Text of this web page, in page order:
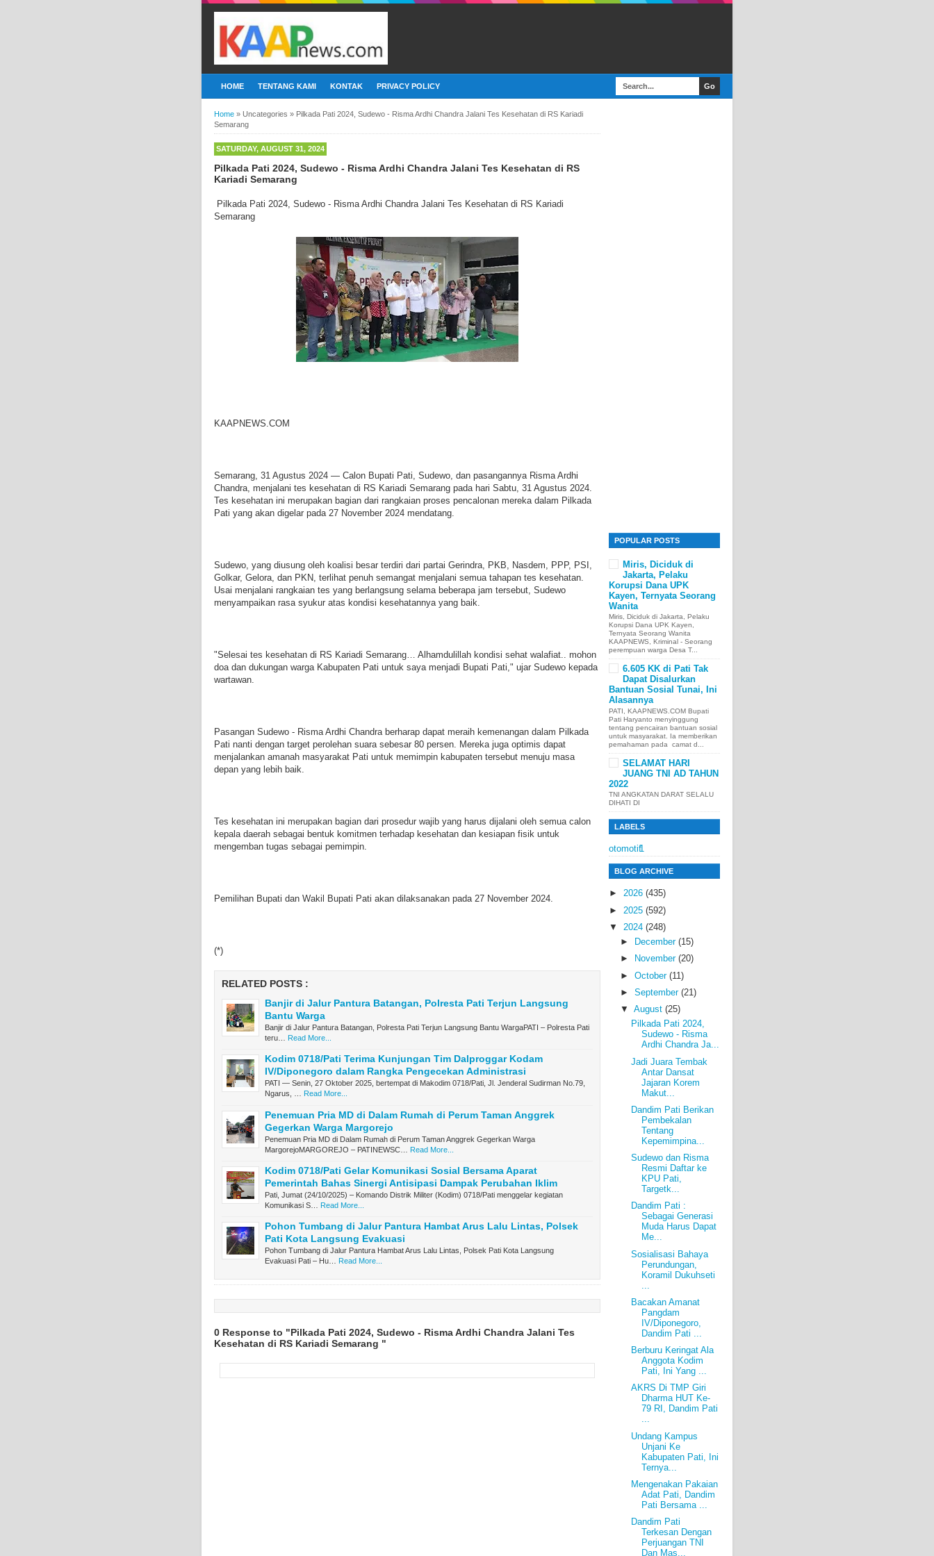
HOME TENTANG KAMI KONTAK PRIVACY POLICY
Home » Uncategories » Pilkada Pati 2024, Sudewo - Risma Ardhi Chandra Jalani Tes Kesehatan di RS Kariadi
Semarang
SATURDAY, AUGUST 31, 2024
Pilkada Pati 2024, Sudewo - Risma Ardhi Chandra Jalani Tes Kesehatan di RS
Kariadi Semarang
Pilkada Pati 2024, Sudewo - Risma Ardhi Chandra Jalani Tes Kesehatan di RS Kariadi
Semarang
KAAPNEWS.COM
Semarang, 31 Agustus 2024 — Calon Bupati Pati, Sudewo, dan pasangannya Risma Ardhi
Chandra, menjalani tes kesehatan di RS Kariadi Semarang pada hari Sabtu, 31 Agustus 2024.
Tes kesehatan ini merupakan bagian dari rangkaian proses pencalonan mereka dalam Pilkada
Pati yang akan digelar pada 27 November 2024 mendatang.
Sudewo, yang diusung oleh koalisi besar terdiri dari partai Gerindra, PKB, Nasdem, PPP, PSI,
Golkar, Gelora, dan PKN, terlihat penuh semangat menjalani semua tahapan tes kesehatan.
Usai menjalani rangkaian tes yang berlangsung selama beberapa jam tersebut, Sudewo
menyampaikan rasa syukur atas kondisi kesehatannya yang baik.
"Selesai tes kesehatan di RS Kariadi Semarang… Alhamdulillah kondisi sehat walafiat.. mohon
doa dan dukungan warga Kabupaten Pati untuk saya menjadi Bupati Pati," ujar Sudewo kepada
wartawan.
Pasangan Sudewo - Risma Ardhi Chandra berharap dapat meraih kemenangan dalam Pilkada
Pati nanti dengan target perolehan suara sebesar 80 persen. Mereka juga optimis dapat
menjalankan amanah masyarakat Pati untuk memimpin kabupaten tersebut menuju masa
depan yang lebih baik.
Tes kesehatan ini merupakan bagian dari prosedur wajib yang harus dijalani oleh semua calon
kepala daerah sebagai bentuk komitmen terhadap kesehatan dan kesiapan fisik untuk
mengemban tugas sebagai pemimpin.
Pemilihan Bupati dan Wakil Bupati Pati akan dilaksanakan pada 27 November 2024.
(*)
RELATED POSTS :
Banjir di Jalur Pantura Batangan, Polresta Pati Terjun Langsung
Bantu Warga
Banjir di Jalur Pantura Batangan, Polresta Pati Terjun Langsung Bantu WargaPATI – Polresta Pati
teru…
Read More...
Kodim 0718/Pati Terima Kunjungan Tim Dalproggar Kodam
IV/Diponegoro dalam Rangka Pengecekan Administrasi
PATI — Senin, 27 Oktober 2025, bertempat di Makodim 0718/Pati, Jl. Jenderal Sudirman No.79,
Ngarus, … Read More...
Penemuan Pria MD di Dalam Rumah di Perum Taman Anggrek
Gegerkan Warga Margorejo
Penemuan Pria MD di Dalam Rumah di Perum Taman Anggrek Gegerkan Warga
MargorejoMARGOREJO – PATINEWSC…
Read More...
Kodim 0718/Pati Gelar Komunikasi Sosial Bersama Aparat
Pemerintah Bahas Sinergi Antisipasi Dampak Perubahan Iklim
Pati, Jumat (24/10/2025) – Komando Distrik Militer (Kodim) 0718/Pati menggelar kegiatan
Komunikasi S…
Read More...
Pohon Tumbang di Jalur Pantura Hambat Arus Lalu Lintas, Polsek
Pati Kota Langsung Evakuasi
Pohon Tumbang di Jalur Pantura Hambat Arus Lalu Lintas, Polsek Pati Kota Langsung
Evakuasi Pati – Hu…
Read More...
0 Response to "Pilkada Pati 2024, Sudewo - Risma Ardhi Chandra Jalani Tes
Kesehatan di RS Kariadi Semarang "
POPULAR POSTS
Miris, Diciduk di
Jakarta, Pelaku
Korupsi Dana UPK
Kayen, Ternyata Seorang
Wanita
Miris, Diciduk di Jakarta, Pelaku
Korupsi Dana UPK Kayen,
Ternyata Seorang Wanita
KAAPNEWS, Kriminal - Seorang
perempuan warga Desa T...
6.605 KK di Pati Tak
Dapat Disalurkan
Bantuan Sosial Tunai, Ini
Alasannya
PATI, KAAPNEWS.COM Bupati
Pati Haryanto menyinggung
tentang pencairan bantuan sosial
untuk masyarakat. Ia memberikan
pemahaman pada camat d...
SELAMAT HARI
JUANG TNI AD TAHUN
2022
TNI ANGKATAN DARAT SELALU
DIHATI DI
LABELS
otomotif1
BLOG ARCHIVE
► 2026 (435)
► 2025 (592)
▼ 2024 (248)
►
December (15)
►
November (20)
► October (11)
► September (21)
▼ August (25)
Pilkada Pati 2024,
Sudewo - Risma
Ardhi Chandra Ja...
Jadi Juara Tembak
Antar Dansat
Jajaran Korem
Makut...
Dandim Pati Berikan
Pembekalan
Tentang
Kepemimpina...
Sudewo dan Risma
Resmi Daftar ke
KPU Pati,
Targetk...
Dandim Pati :
Sebagai Generasi
Muda Harus Dapat
Me...
Sosialisasi Bahaya
Perundungan,
Koramil Dukuhseti
Bacakan Amanat
Pangdam
IV/Diponegoro,
Dandim Pati ...
Berburu Keringat Ala
Anggota Kodim
Pati, Ini Yang ...
AKRS Di TMP Giri
Dharma HUT Ke-
79 RI, Dandim Pati
...
Undang Kampus
Unjani Ke
Kabupaten Pati, Ini
Ternya...
Mengenakan Pakaian
Adat Pati, Dandim
Pati Bersama ...
Dandim Pati
Terkesan Dengan
Perjuangan TNI
Dan Mas...